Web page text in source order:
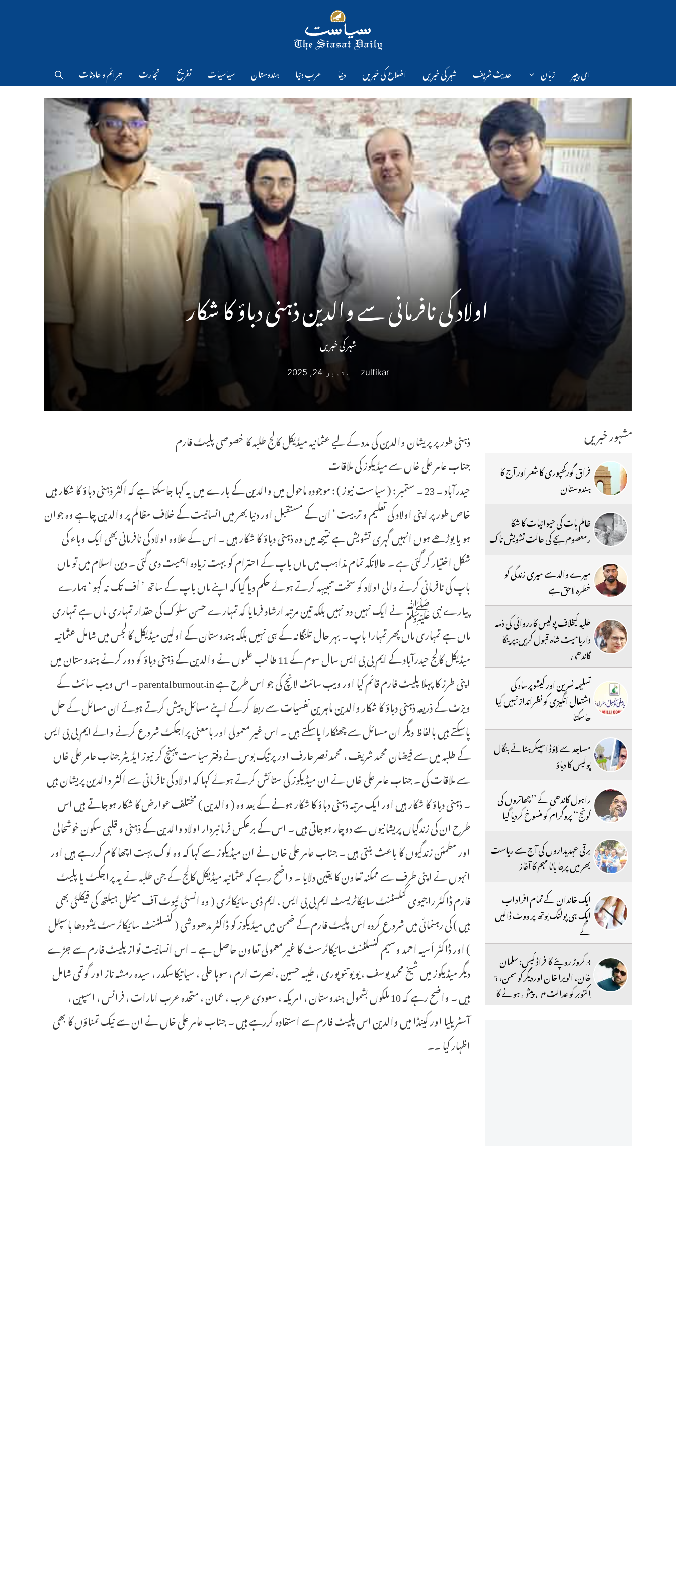
ای پیپر زبان حدیث شریف شہر کی خبریں اضلاع کی خبریں دنیا عرب دنیا ہندوستان سیاسیات تفریح تجارت جرائم و حادثات
اولاد کی نافرمانی سے والدین ذہنی دباؤ کا شکار
شہر کی خبریں
zulfikar ستمبر 24, 2025
ذہنی طور پر پریشان والدین کی مدد کے لیے عثمانیہ میڈیکل کالج طلبہ کا خصوصی پلیٹ فارم
جناب عامر علی خاں سے میڈیکوز کی ملاقات
حیدرآباد ۔ 23 ۔ ستمبر : ( سیاست نیوز ) : موجودہ ماحول میں والدین کے بارے میں یہ کہا جاسکتا ہے کہ اکثر ذہنی دباؤ کا شکار ہیں
خاص طور پر اپنی اولاد کی تعلیم و تربیت ‘ ان کے مستقبل اور دنیا بھر میں انسانیت کے خلاف مظالم پر والدین چاہے وہ جوان
ہو یا بوِڑھے ہوں انہیں گہری تشویش ہے نتیجہ میں وہ ذہنی دباؤ کا شکار ہیں ۔ اس کے علاوہ اولاد کی نافرمانی بھی ایک وباء کی
شکل اختیار کر گئی ہے ۔ حالانکہ تمام مذاہب میں ماں باپ کے احترام کو بہت زیادہ اہمیت دی گئی ۔ دین اسلام میں تو ماں
باپ کی نافرمانی کرنے والی اولاد کو سخت تنبیہہ کرتے ہوئے حکم دیا گیا کہ اپنے ماں باپ کے ساتھ ’ اُف تک نہ کہو ‘ ہمارے
پیارے نبی ﷺ نے ایک نہیں دو نہیں بلکہ تین مرتبہ ارشاد فرمایا کہ تمہارے حسن سلوک کی حقدار تمہاری ماں ہے تمہاری
ماں ہے تمہاری ماں پھر تمہارا باپ ۔ بہر حال تلنگانہ کے ہی نہیں بلکہ ہندوستان کے اولین میڈیکل کالجس میں شامل عثمانیہ
میڈیکل کالج حیدرآباد کے ایم بی بی ایس سال سوم کے 11 طالب علموں نے والدین کے ذہنی دباؤ کو دور کرنے ہندوستان میں
اپنی طرز کا پہلا پلیٹ فارم قائم کیا اور ویب سائٹ لانچ کی جو اس طرح ہے parentalburnout.in ۔ اس ویب سائٹ کے
ویزٹ کے ذریعہ ذہنی دباؤ کا شکار والدین ماہرین نفسیات سے ربط کر کے اپنے مسائل پیش کرتے ہوئے ان مسائل کے حل
پاسکتے ہیں بالفاظ دیگر ان مسائل سے چھٹکارا پاسکتے ہیں ۔ اس غیر معمولی اور بامعنی پراجکٹ شروع کرنے والے ایم بی بی ایس
کے طلبہ میں سے فیضان محمد شریف ، محمد نصر عارف اور پرتیک بوس نے دفتر سیاست پہنچ کر نیوز ایڈیٹر جناب عامر علی خاں
سے ملاقات کی ۔ جناب عامر علی خاں نے ان میڈیکوز کی ستائش کرتے ہوئے کہا کہ اولاد کی نافرمانی سے اکثر والدین پریشان ہیں
۔ ذہنی دباؤ کا شکار ہیں اور ایک مرتبہ ذہنی دباؤ کا شکار ہونے کے بعد وہ ( والدین ) مختلف عوارض کا شکار ہوجاتے ہیں اس
طرح ان کی زندگیاں پریشانیوں سے دوچار ہوجاتی ہیں ۔ اس کے برعکس فرمانبردار اولاد والدین کے ذہنی و قلبی سکون خوشحالی
اور مطمئن زندگیوں کا باعث بنتی ہیں ۔ جناب عامر علی خاں نے ان میڈیکوز سے کہا کہ وہ لوگ بہت اچھا کام کررہے ہیں اور
انہوں نے اپنی طرف سے ممکنہ تعاون کا یقین دلایا ۔ واضح رہے کہ عثمانیہ میڈیکل کالج کے جن طلبہ نے یہ پراجکٹ یا پلیٹ
فارم ڈاکٹر راجیوی کنلسٹنٹ سائیکاٹریسٹ ایم بی بی ایس ، ایم ڈی سائیکاٹری ( وہ انسٹی ٹیوٹ آف مینٹل ہیلتھ کی فیکلٹی بھی
ہیں ) کی رہنمائی میں شروع کردہ اس پلیٹ فارم کے ضمن میں میڈیکوز کو ڈاکٹر مدھووشی ( کنسلٹنٹ سائیکاٹرسٹ یشودھا ہاسپٹل
) اور ڈاکٹر اُسیہ احمد وسیم کنسلٹنٹ سائیکاٹرسٹ کا غیر معمولی تعاون حاصل ہے ۔ اس انسانیت نواز پلیٹ فارم سے جڑے
دیگر میڈیکوز میں شیخ محمد یوسف ، یویوتنوپوری ، طیبہ حسین ، نصرت ارم ، سوہا علی ، سیاتیکاسکدر ، سیدہ رمشہ ناز اور گوتمی شامل
ہیں ۔ واضح رہے کہ 10 ملکوں بشمول ہندوستان ، امریکہ ، سعودی عرب ، عمان ، متحدہ عرب امارات ، فرانس ، اسپین ،
آسٹریلیا اور کینڈا میں والدین اس پلیٹ فارم سے استفادہ کررہے ہیں ۔ جناب عامر علی خاں نے ان سے نیک تمناؤں کا بھی
اظہار کیا ۔۔
مشہور خبریں
فراق گورکھپوری کا شعر اور آج کا
ہندوستان
ظالم بات کی حیوانیات کا شکا
رمعصوم بچے کی حالت تشویش ناک
میرے والد سے میری زندگی کو
خطرہ لاحق ہے
طلبہ کیخلاف پولیس کارروائی کی ذمہ
داریامیت شاہ قبول کریں:پرینکا
گاندھی
تسلیمہ نسرین اور کیشوپرساد کی
اشتعال انگیزی کو نظرانداز نہیں کیا
جاسکتا
مساجد سے لاؤڈ اسپیکر ہٹانے بنگال
پولیس کا دباؤ
راہول گاندھی کے ’’چھاتروں کی
گونج‘‘ پروگرام کو منسوخ کردیا گیا
برقی عہدیداروں کی آج سے ریاست
بھر میں پرجا باٹا مہم کا آغاز
ایک خاندان کے تمام افراد اب
ایک ہی پولنگ بوتھ پر ووٹ ڈالیں
گے
3 کروڑ روپئے کا فراڈ کیس: سلمان
خان، الویرا خان اوردیگر کو سمن، 5
اکتوبر کو عدالت میں پیش ہونے کا